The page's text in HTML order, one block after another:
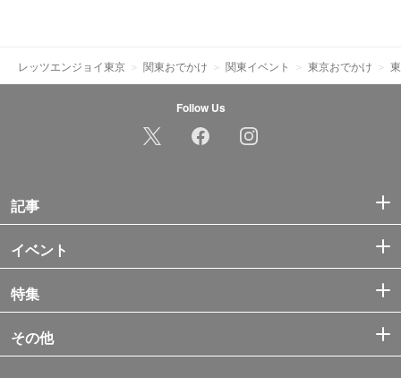
レッツエンジョイ東京 関東おでかけ 関東イベント 東京おでかけ
Follow Us
記事
イベント
特集
その他